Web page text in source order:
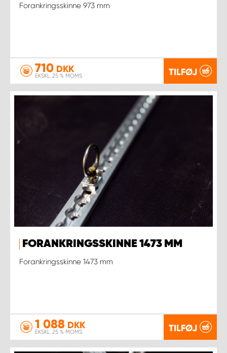
Forankringsskinne 973 mm
710 DKK
EKSKL. 25 % MOMS TILFØJ
FORANKRINGSSKINNE 1473 MM
Forankringsskinne 1473 mm
1 088 DKK
EKSKL. 25 % MOMS TILFØJ